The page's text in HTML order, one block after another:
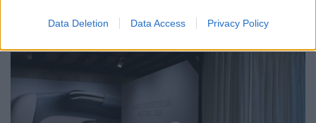
Data Deletion Data Access Privacy Policy
Segment.